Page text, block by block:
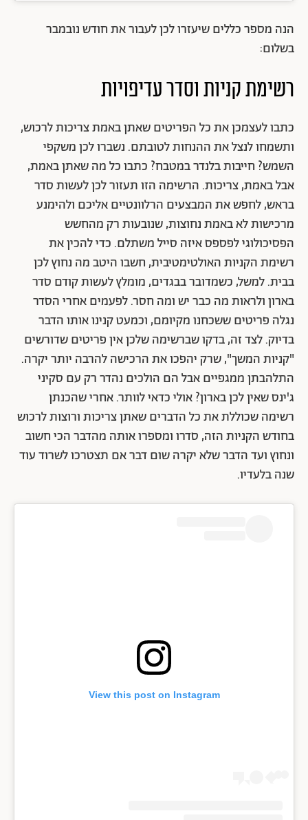
הנה מספר כללים שיעזרו לכן לעבור את חודש נובמבר
בשלום:
רשימת קניות וסדר עדיפויות
כתבו לעצמכן את כל הפריטים שאתן באמת צריכות לרכוש,
ותשמחו לנצל את ההנחות לטובתם. נשברו לכן משקפי
השמש? חייבות בלנדר במטבח? כתבו כל מה שאתן באמת,
אבל באמת, צריכות. הרשימה הזו תעזור לכן לעשות סדר
בראש, לחפש את המבצעים הרלוונטיים אליכם ולהימנע
מרכישות לא באמת נחוצות, שנובעות רק מהחשש
הפסיכולוגי לפספס איזה סייל משתלם. כדי להכין את
רשימת הקניות האולטימטיבית, חשבו היטב מה נחוץ לכן
בבית. למשל, כשמדובר בבגדים, מומלץ לעשות קודם סדר
בארון ולראות מה כבר יש ומה חסר. לפעמים אחרי הסדר
נגלה פריטים ששכחנו מקיומם, וכמעט קנינו אותו הדבר
בדיוק. לצד זה, בדקו שברשימה שלכן אין פריטים שדורשים
"קניות המשך", שרק יהפכו את הרכישה להרבה יותר יקרה.
התלהבתן ממגפיים אבל הם הולכים נהדר רק עם סקיני
ג'ינס שאין לכן בארון? אולי כדאי לוותר. אחרי שהכנתן
רשימה שכוללת את כל הדברים שאתן צריכות ורוצות לרכוש
בחודש הקניות הזה, סדרו ומספרו אותה מהדבר הכי חשוב
ונחוץ ועד הדבר שלא יקרה שום דבר אם תצטרכו לשרוד עוד
שנה בלעדיו.
View this post on Instagram